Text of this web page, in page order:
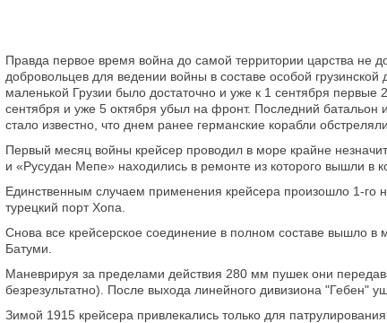
Правда первое время война до самой территории царства не
добровольцев для ведении войны в составе особой
маленькой Грузии было достаточно и уже к 1 сентября
сентября и уже 5 октября убыл на фронт. Последний батальон
стало известно, что днем ранее германские корабли
Первый месяц войны крейсер проводил в море крайне
и «Русудан Мепе» находились в ремонте из которого вышли в
Единственным случаем применения крейсера произошло 1-го
турецкий порт Хопа.
Снова все крейсерское соединение в полном составе вышло
Батуми.
Маневрируя за пределами действия 280 мм пушек они
безрезультатно). После выхода линейного дивизиона "Гебен"
Зимой 1915 крейсера привлекались только для